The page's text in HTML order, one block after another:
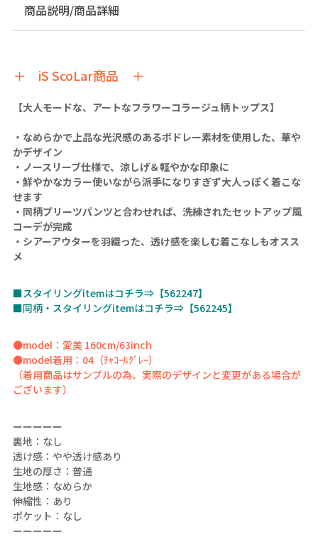
商品説明/商品詳細
＋ iS ScoLar商品 ＋
【大人モードな、アートなフラワーコラージュ柄トップス】
・なめらかで上品な光沢感のあるボドレー素材を使用した、華や
かデザイン
・ノースリーブ仕様で、涼しげ＆軽やかな印象に
・鮮やかなカラー使いながら派手になりすぎず大人っぽく着こな
せます
・同柄プリーツパンツと合わせれば、洗練されたセットアップ風
コーデが完成
・シアーアウターを羽織った、透け感を楽しむ着こなしもオスス
メ
■スタイリングitemはコチラ⇒【562247】
■同柄・スタイリングitemはコチラ⇒【562245】
●model：愛美 160cm/63inch
●model着用：04（ﾁｬｺｰﾙｸﾞﾚｰ）
（着用商品はサンプルの為、実際のデザインと変更がある場合が
ございます）
ーーーーー
裏地：なし
透け感：やや透け感あり
生地の厚さ：普通
生地感：なめらか
伸縮性：あり
ポケット：なし
ーーーーー